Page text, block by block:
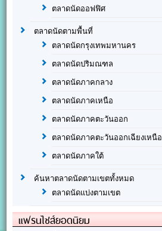
ตลาดนัดออฟฟิศ
ตลาดนัดตามพื้นที่
ตลาดนัดกรุงเทพมหานคร
ตลาดนัดปริมณฑล
ตลาดนัดภาคกลาง
ตลาดนัดภาคเหนือ
ตลาดนัดภาคตะวันออก
ตลาดนัดภาคตะวันออกเฉียงเหนือ
ตลาดนัดภาคใต้
ค้นหาตลาดนัดตามเขตทั้งหมด
ตลาดนัดแบ่งตามเขต
แฟรนไชส์ยอดนิยม